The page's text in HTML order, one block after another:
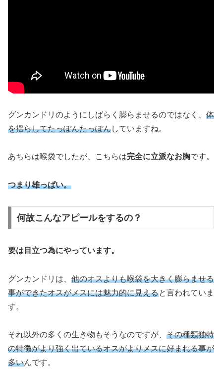
グンカンドリのようにしばらく膨らませるのではなく、 体
を揺らしてたっぽんたっぽんしていますね。
あちらは喉袋でしたが、こちらは完全に立派なお胸です。
つまり雄っぱい。
何故こんなアピールをするの？
要は目立つ為にやっています。
グンカンドリは、 他のオスよりも喉袋を大きく膨らませる
事ができたオスがメスには魅力的に見えると言われていま
す。
それ以外の多くの生き物もそうなのですが、 その種類独特
の特徴がより強く出ているオスがよりメスに好まれる事が
多いんです。